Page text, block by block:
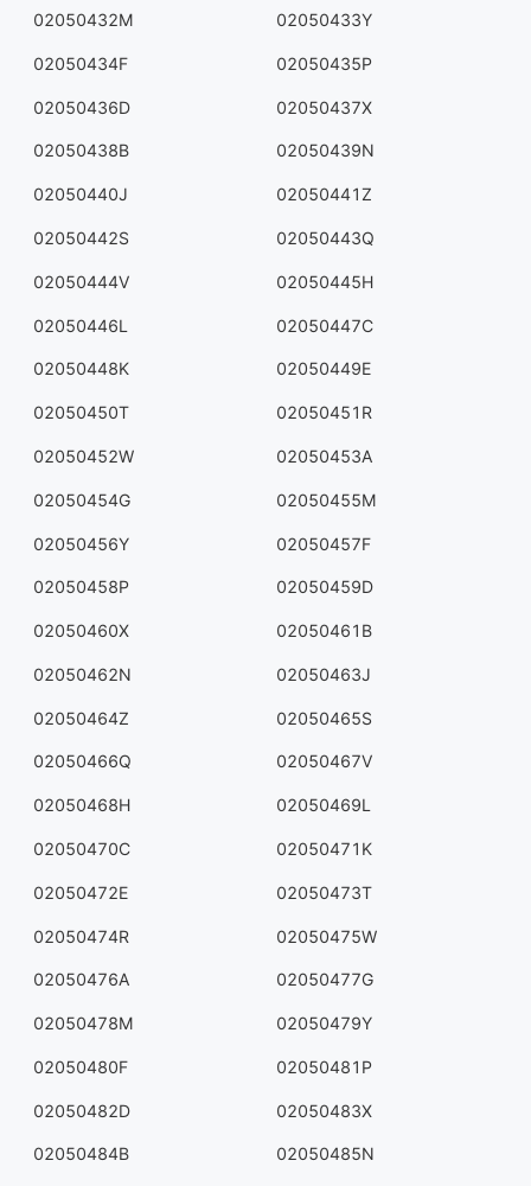
02050432M 02050433Y
02050434F 02050435P
02050436D 02050437X
02050438B 02050439N
02050440J 02050441Z
02050442S 02050443Q
02050444V 02050445H
02050446L 02050447C
02050448K 02050449E
02050450T 02050451R
02050452W 02050453A
02050454G 02050455M
02050456Y 02050457F
02050458P 02050459D
02050460X 02050461B
02050462N 02050463J
02050464Z 02050465S
02050466Q 02050467V
02050468H 02050469L
02050470C 02050471K
02050472E 02050473T
02050474R 02050475W
02050476A 02050477G
02050478M 02050479Y
02050480F 02050481P
02050482D 02050483X
02050484B 02050485N